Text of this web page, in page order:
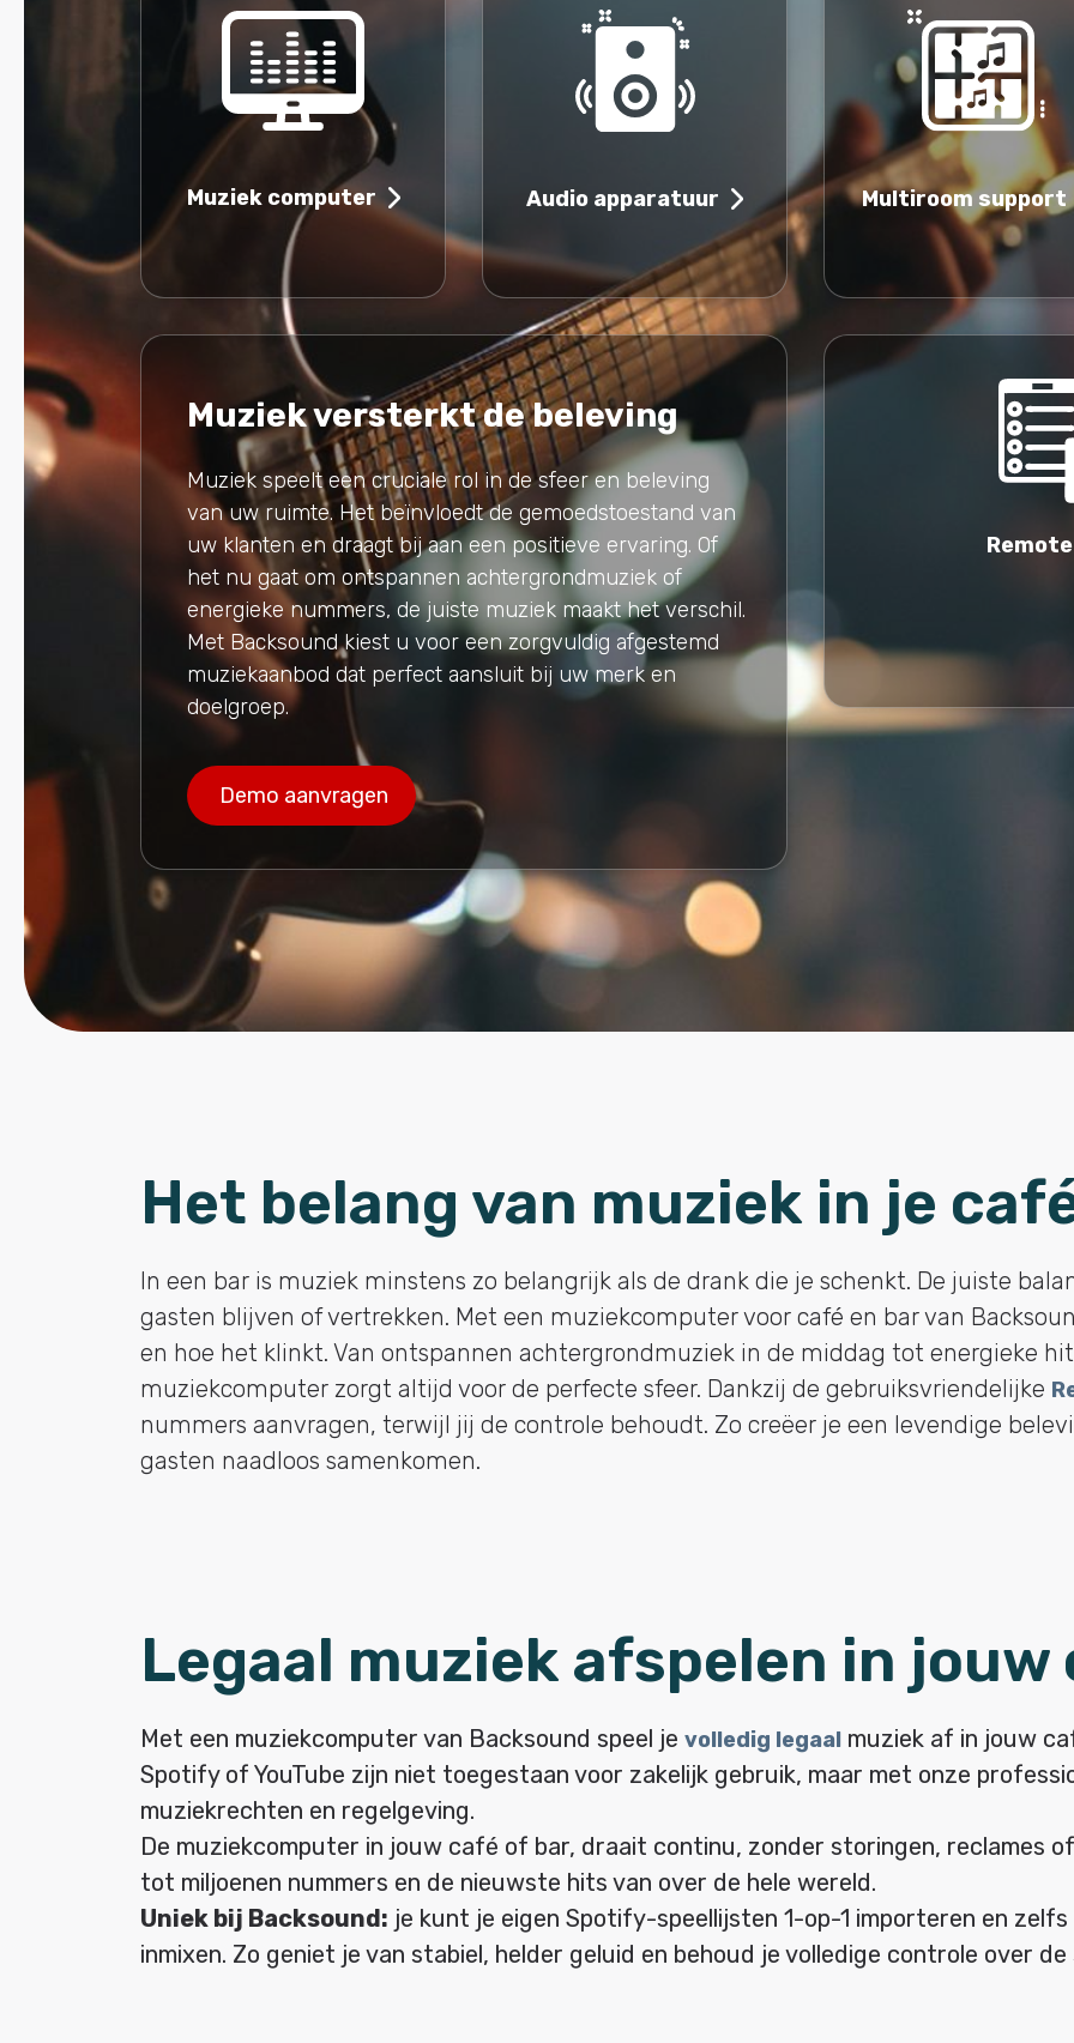
Muziek computer Audio apparatuur Multiroom support
Muziek versterkt de beleving
Muziek speelt een cruciale rol in de sfeer en beleving
van uw ruimte. Het beïnvloedt de gemoedstoestand van
uw klanten en draagt bij aan een positieve ervaring. Of
het nu gaat om ontspannen achtergrondmuziek of
energieke nummers, de juiste muziek maakt het verschil.
Met Backsound kiest u voor een zorgvuldig afgestemd
muziekaanbod dat perfect aansluit bij uw merk en
doelgroep.
Demo aanvragen
Het belang van muziek in je
In een bar is muziek minstens zo belangrijk als de drank die je schenkt. De juiste
gasten blijven of vertrekken. Met een muziekcomputer voor café en bar van
en hoe het klinkt. Van ontspannen achtergrondmuziek in de middag tot energieke
muziekcomputer zorgt altijd voor de perfecte sfeer. Dankzij de gebruiksvriendelijke
nummers aanvragen, terwijl jij de controle behoudt. Zo creëer je een levendige
gasten naadloos samenkomen.
Legaal muziek afspelen in
Met een muziekcomputer van Backsound speel je volledig legaal muziek af in jouw
Spotify of YouTube zijn niet toegestaan voor zakelijk gebruik, maar met onze
muziekrechten en regelgeving.
De muziekcomputer in jouw café of bar, draait continu, zonder storingen, reclames
tot miljoenen nummers en de nieuwste hits van over de hele wereld.
Uniek bij Backsound: je kunt je eigen Spotify-speellijsten 1-op-1 importeren en
inmixen. Zo geniet je van stabiel, helder geluid en behoud je volledige controle over